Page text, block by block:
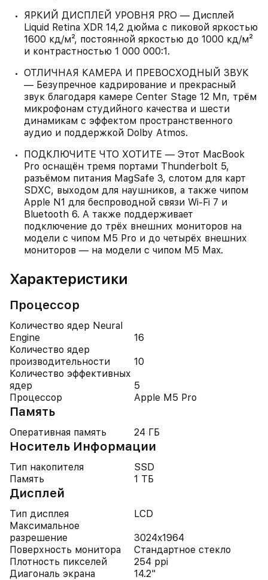
ЯРКИЙ ДИСПЛЕЙ УРОВНЯ PRO — Дисплей
Liquid Retina XDR 14,2 дюйма с пиковой яркостью
1600 кд/м², постоянной яркостью до 1000 кд/м²
и контрастностью 1 000 000:1.
ОТЛИЧНАЯ КАМЕРА И ПРЕВОСХОДНЫЙ ЗВУК
— Безупречное кадрирование и прекрасный
звук благодаря камере Center Stage 12 Мп, трём
микрофонам студийного качества и шести
динамикам с эффектом пространственного
аудио и поддержкой Dolby Atmos.
ПОДКЛЮЧИТЕ ЧТО ХОТИТЕ — Этот MacBook
Pro оснащён тремя портами Thunderbolt 5,
разъёмом питания MagSafe 3, слотом для карт
SDXC, выходом для наушников, а также чипом
Apple N1 для беспроводной связи Wi‑Fi 7 и
Bluetooth 6. А также поддерживает
подключение до трёх внешних мониторов на
модели с чипом M5 Pro и до четырёх внешних
мониторов — на модели с чипом M5 Max.
Характеристики
Процессор
Количество ядер Neural
Engine
16
Количество ядер
производительности
10
Количество эффективных
ядер
5
Процессор
Apple M5 Pro
Память
Оперативная память 24 ГБ
Носитель Информации
Тип накопителя
SSD
Память
1 ТБ
Дисплей
Тип дисплея
LCD
Максимальное
разрешение
3024x1964
Поверхность монитора
Стандартное стекло
Плотность пикселей
254 ppi
Диагональ экрана
14.2"